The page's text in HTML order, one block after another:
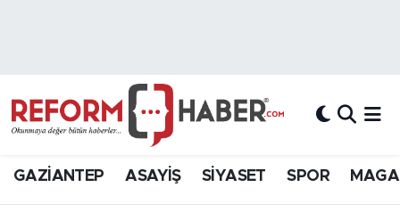
GAZİANTEP ASAYİŞ SİYASET SPOR
Hava Durumu
Süper Lig Puan Durumu ve Fikstür